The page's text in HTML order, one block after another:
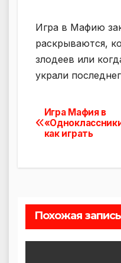
Игра в Мафию
раскрываются,
злодеев или
украли
по
записям
Игра Мафия в
как играть
Похожая запись